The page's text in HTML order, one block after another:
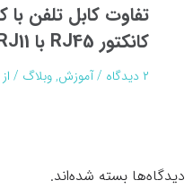
کانکتور RJ45 با RJ11
۲ دیدگاه /آموزش,وبلاگ / از
دیدگاه‌ها بسته شده‌اند.